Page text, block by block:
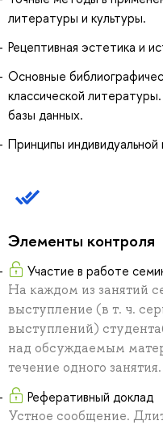
литературы и культуры.
Рецептивная эстетика и
Основные
классической
базы данных.
Принципы
Элементы контроля
Участие в работе
На каждом из занятий
выступление (в т. ч.
выступлений)
над обсуждаемым
течение одного занятия.
Реферативный доклад
Устное сообщение.